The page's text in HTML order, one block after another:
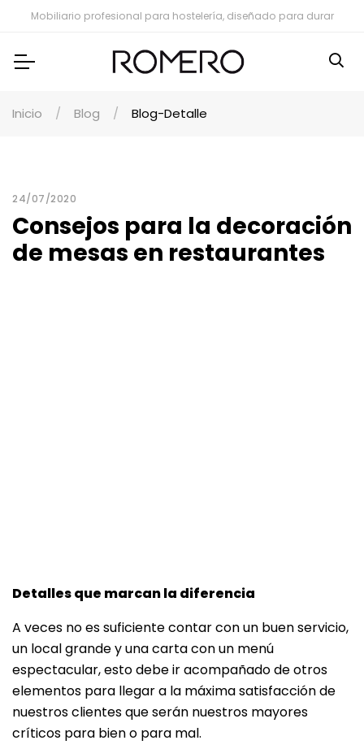
Mobiliario profesional para hostelería, diseñado para durar
Inicio Blog Blog-Detalle
24/07/2020
Consejos para la decoración
de mesas en restaurantes
Detalles que marcan la diferencia
A veces no es suficiente contar con un buen servicio,
un local grande y una carta con un menú
espectacular, esto debe ir acompañado de otros
elementos para llegar a la máxima satisfacción de
nuestros clientes que serán nuestros mayores
críticos para bien o para mal.